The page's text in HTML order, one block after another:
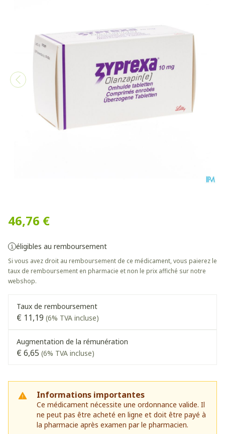
46,76 €
éligibles au remboursement
Si vous avez droit au remboursement de ce médicament, vous paierez le
taux de remboursement en pharmacie et non le prix affiché sur notre
webshop.
Taux de remboursement
€ 11,19 (6% TVA incluse)
Augmentation de la rémunération
€ 6,65 (6% TVA incluse)
Informations importantes
Ce médicament nécessite une ordonnance valide. Il
ne peut pas être acheté en ligne et doit être payé à
la pharmacie après examen par le pharmacien.